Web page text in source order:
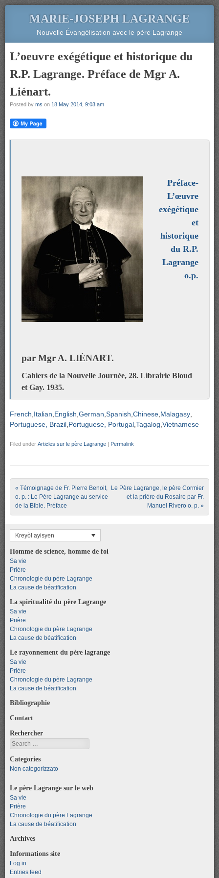
MARIE-JOSEPH LAGRANGE
Nouvelle Évangélisation avec le père Lagrange
L’oeuvre exégétique et historique du
R.P. Lagrange. Préface de Mgr A.
Liénart.
Posted by ms on 18 May 2014, 9:03 am
Préface-
L’œuvre
exégétique
et
historique
du R.P.
Lagrange
o.p.
par Mgr A. LIÉNART.
Cahiers de la Nouvelle Journée, 28. Librairie Bloud
et Gay. 1935.
French Italian English German Spanish Chinese Malagasy
Portuguese, Brazil Portuguese, Portugal Tagalog Vietnamese
Filed under Articles sur le père Lagrange Permalink
Post navigation
« Témoignage de Fr. Pierre Benoit,
o. p. : Le Père Lagrange au service
de la Bible. Préface
Le Père Lagrange, le père Cormier
et la prière du Rosaire par Fr.
Manuel Rivero o. p. »
Kreyòl ayisyen
Homme de science, homme de foi
Sa vie
Prière
Chronologie du père Lagrange
La cause de béatification
La spiritualité du père Lagrange
Sa vie
Prière
Chronologie du père Lagrange
La cause de béatification
Le rayonnement du père lagrange
Sa vie
Prière
Chronologie du père Lagrange
La cause de béatification
Bibliographie
Contact
Rechercher
Search
Categories
Non categorizzato
Le père Lagrange sur le web
Sa vie
Prière
Chronologie du père Lagrange
La cause de béatification
Archives
Informations site
Log in
Entries feed